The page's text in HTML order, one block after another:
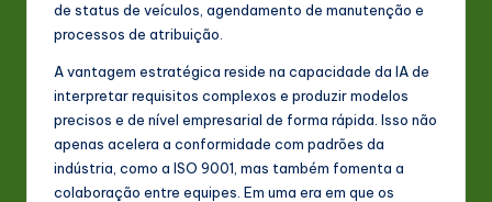
&
S
o
ft
w
de status de veículos, agendamento de manutenção e
processos de atribuição.
A vantagem estratégica reside na capacidade da IA de
interpretar requisitos complexos e produzir modelos
precisos e de nível empresarial de forma rápida. Isso não
apenas acelera a conformidade com padrões da
indústria, como a ISO 9001, mas também fomenta a
colaboração entre equipes. Em uma era em que os